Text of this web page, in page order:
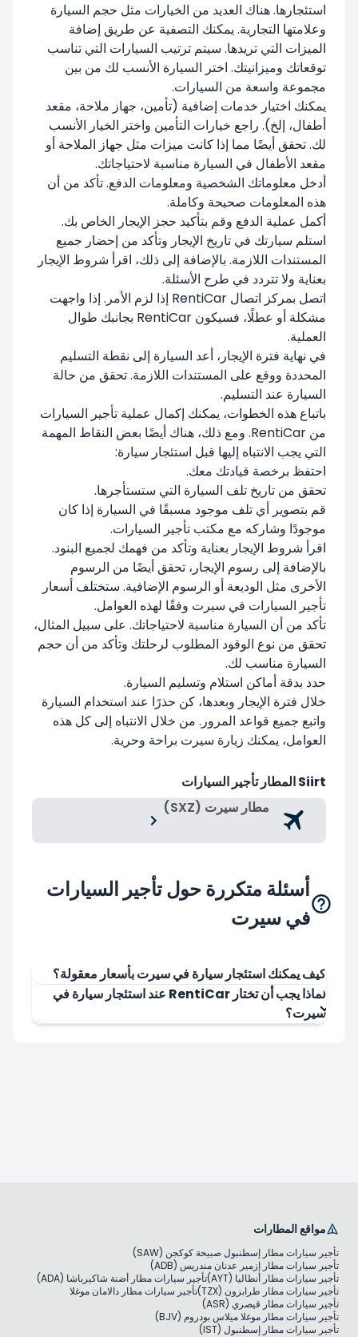
استئجارها. هناك العديد من الخيارات مثل حجم السيارة
وعلامتها التجارية. يمكنك التصفية عن طريق إضافة
الميزات التي تريدها. سيتم ترتيب السيارات التي تناسب
توقعاتك وميزانيتك. اختر السيارة الأنسب لك من بين
مجموعة واسعة من السيارات.
يمكنك اختيار خدمات إضافية (تأمين، جهاز ملاحة، مقعد
أطفال، إلخ). راجع خيارات التأمين واختر الخيار الأنسب
لك. تحقق أيضًا مما إذا كانت ميزات مثل جهاز الملاحة أو
مقعد الأطفال في السيارة مناسبة لاحتياجاتك.
أدخل معلوماتك الشخصية ومعلومات الدفع. تأكد من أن
هذه المعلومات صحيحة وكاملة.
أكمل عملية الدفع وقم بتأكيد حجز الإيجار الخاص بك.
استلم سيارتك في تاريخ الإيجار وتأكد من إحضار جميع
المستندات اللازمة. بالإضافة إلى ذلك، اقرأ شروط الإيجار
بعناية ولا تتردد في طرح الأسئلة.
اتصل بمركز اتصال RentiCar إذا لزم الأمر. إذا واجهت
مشكلة أو عطلًا، فسيكون RentiCar بجانبك طوال
العملية.
في نهاية فترة الإيجار، أعد السيارة إلى نقطة التسليم
المحددة ووقع على المستندات اللازمة. تحقق من حالة
السيارة عند التسليم.
باتباع هذه الخطوات، يمكنك إكمال عملية تأجير السيارات
من RentiCar. ومع ذلك، هناك أيضًا بعض النقاط المهمة
التي يجب الانتباه إليها قبل استئجار سيارة:
احتفظ برخصة قيادتك معك.
تحقق من تاريخ تلف السيارة التي ستستأجرها.
قم بتصوير أي تلف موجود مسبقًا في السيارة إذا كان
موجودًا وشاركه مع مكتب تأجير السيارات.
اقرأ شروط الإيجار بعناية وتأكد من فهمك لجميع البنود.
بالإضافة إلى رسوم الإيجار، تحقق أيضًا من الرسوم
الأخرى مثل الوديعة أو الرسوم الإضافية. ستختلف أسعار
تأجير السيارات في سيرت وفقًا لهذه العوامل.
تأكد من أن السيارة مناسبة لاحتياجاتك. على سبيل المثال،
تحقق من نوع الوقود المطلوب لرحلتك وتأكد من أن حجم
السيارة مناسب لك.
حدد بدقة أماكن استلام وتسليم السيارة.
خلال فترة الإيجار وبعدها، كن حذرًا عند استخدام السيارة
واتبع جميع قواعد المرور. من خلال الانتباه إلى كل هذه
العوامل، يمكنك زيارة سيرت براحة وحرية.
Siirt المطار تأجير السيارات
مطار سيرت (SXZ)
أسئلة متكررة حول تأجير السيارات
في سيرت
كيف يمكنك استئجار سيارة في سيرت بأسعار معقولة؟
لماذا يجب أن تختار RentiCar عند استئجار سيارة في
سيرت؟
مواقع المطارات
تأجير سيارات مطار إسطنبول صبيحة كوكجن (SAW)
تأجير سيارات مطار إزمير عدنان مندريس (ADB)
تأجير سيارات مطار أنطاليا (AYT)
تأجير سيارات مطار أضنة شاكيرباشا (ADA)
تأجير سيارات مطار طرابزون (TZX)
تأجير سيارات مطار دالامان موغلا
تأجير سيارات مطار قيصري (ASR)
تأجير سيارات مطار موغلا ميلاس بودروم (BJV)
تأجير سيارات مطار إسطنبول (IST)